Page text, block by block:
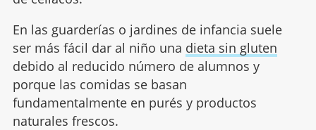
En las guarderías o jardines de infancia suele
ser más fácil dar al niño una dieta sin gluten
debido al reducido número de alumnos y
porque las comidas se basan
fundamentalmente en purés y productos
naturales frescos.